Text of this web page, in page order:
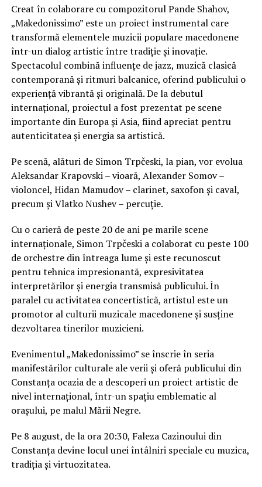
Creat în colaborare cu compozitorul Pande Shahov,
„Makedonissimo” este un proiect instrumental care
transformă elementele muzicii populare macedonene
într-un dialog artistic între tradiție și inovație.
Spectacolul combină influențe de jazz, muzică clasică
contemporană și ritmuri balcanice, oferind publicului o
experiență vibrantă și originală. De la debutul
internațional, proiectul a fost prezentat pe scene
importante din Europa și Asia, fiind apreciat pentru
autenticitatea și energia sa artistică.
Pe scenă, alături de Simon Trpčeski, la pian, vor evolua
Aleksandar Krapovski – vioară, Alexander Somov –
violoncel, Hidan Mamudov – clarinet, saxofon și caval,
precum și Vlatko Nushev – percuție.
Cu o carieră de peste 20 de ani pe marile scene
internaționale, Simon Trpčeski a colaborat cu peste 100
de orchestre din întreaga lume și este recunoscut
pentru tehnica impresionantă, expresivitatea
interpretărilor și energia transmisă publicului. În
paralel cu activitatea concertistică, artistul este un
promotor al culturii muzicale macedonene și susține
dezvoltarea tinerilor muzicieni.
Evenimentul „Makedonissimo” se înscrie în seria
manifestărilor culturale ale verii și oferă publicului din
Constanța ocazia de a descoperi un proiect artistic de
nivel internațional, într-un spațiu emblematic al
orașului, pe malul Mării Negre.
Pe 8 august, de la ora 20:30, Faleza Cazinoului din
Constanța devine locul unei întâlniri speciale cu muzica,
tradiția și virtuozitatea.